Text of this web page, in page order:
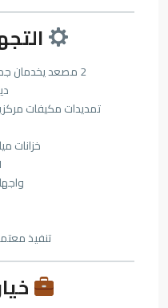
2 مصعد يخدمان جميع الأدوار من المواقف إلى السطح.
تمديدات مكيفات
خزانات
11
تنفيذ